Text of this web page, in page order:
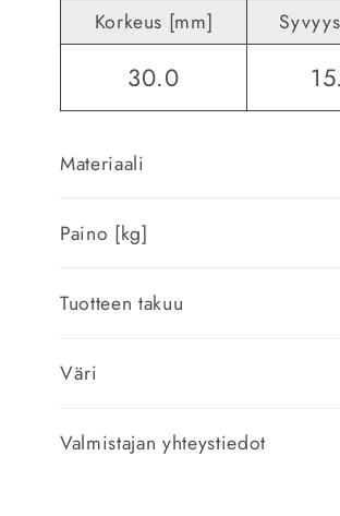
Korkeus [mm]
30.0
Materiaali
Paino [kg]
Tuotteen takuu
Väri
Valmistajan yhteystiedot